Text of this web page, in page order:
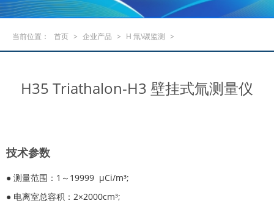
当前位置： 首页 > 企业产品 > H 氚\碳监测 >
H35 Triathalon-H3 壁挂式氚测量仪
技术参数
● 测量范围：1～19999 μCi/m³;
● 电离室总容积：2×2000cm³;